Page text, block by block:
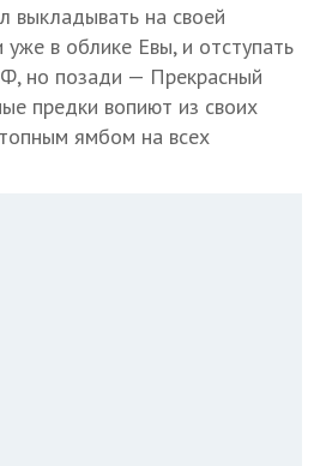
на своей
в облике Евы, и отступать
но позади — Прекрасный
предки вопиют из своих
ямбом на всех